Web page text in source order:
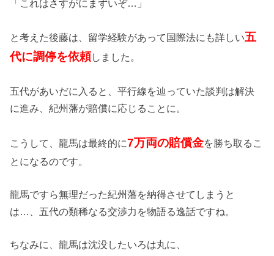
「これはさすがにまずいぞ…」
と考えた後藤は、留学経験があって国際法にも詳しい五
代に調停を依頼しました。
五代があいだに入ると、平行線を辿っていた談判は解決
に進み、紀州藩が賠償に応じることに。
こうして、龍馬は最終的に7万両の賠償金を勝ち取るこ
とになるのです。
龍馬ですら無理だった紀州藩を納得させてしまうと
は…、五代の類稀なる交渉力を物語る逸話ですね。
ちなみに、龍馬は沈没したいろは丸に、